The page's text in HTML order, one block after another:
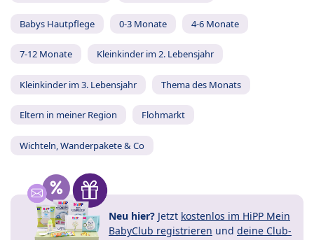
Babys Hautpflege 0-3 Monate 4-6 Monate
7-12 Monate Kleinkinder im 2. Lebensjahr
Kleinkinder im 3. Lebensjahr Thema des Monats
Eltern in meiner Region Flohmarkt
Wichteln, Wanderpakete & Co
Neu hier? Jetzt kostenlos im HiPP Mein
BabyClub registrieren und deine Club-